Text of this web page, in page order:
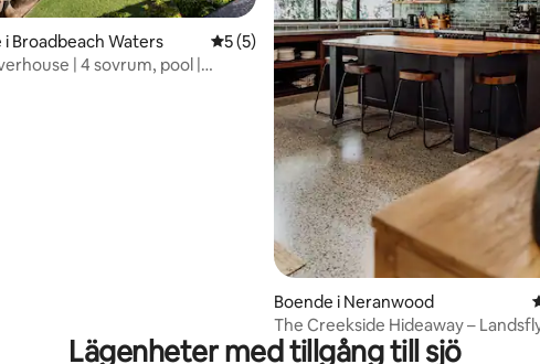
betyg, 28 omdömen
i Broadbeach Waters 5 av 5 i genomsnittligt betyg, 5 omdömen
5 (5)
| 4 sovrum, pool |
Boende i Neranwood
The Creekside Hideaway –
Lägenheter med tillgång till sjö